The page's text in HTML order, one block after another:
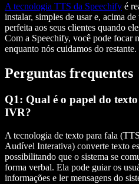
A tecnologia TTS da Speechify é
instalar, simples de usar e, acima
perfeita aos seus clientes quando
Com a Speechify, você pode focar
enquanto nós cuidamos do restante.
Perguntas frequentes
Q1: Qual é o papel do
IVR?
A tecnologia de texto para fala
Audível Interativa) converte texto
possibilitando que o sistema se
forma verbal. Ela pode guiar os
informações e ler mensagens do